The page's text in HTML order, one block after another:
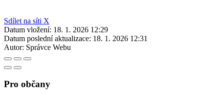
Sdílet na síti X
Datum vložení: 18. 1. 2026 12:29
Datum poslední aktualizace: 18. 1. 2026 12:31
Autor: Správce Webu
Pro občany